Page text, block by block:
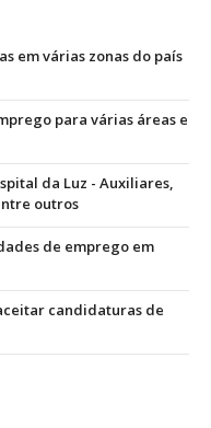
em várias zonas do país
para várias áreas e
da Luz - Auxiliares,
outros
de emprego em
candidaturas de